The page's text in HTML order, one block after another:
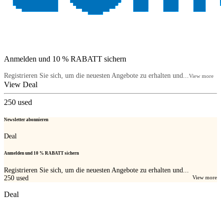
Anmelden und 10 % RABATT sichern
Registrieren Sie sich, um die neuesten Angebote zu erhalten und... View more
View Deal
250 used
Newsletter abonnieren
Deal
Anmelden und 10 % RABATT sichern
Registrieren Sie sich, um die neuesten Angebote zu erhalten und...
View more
250 used
Deal